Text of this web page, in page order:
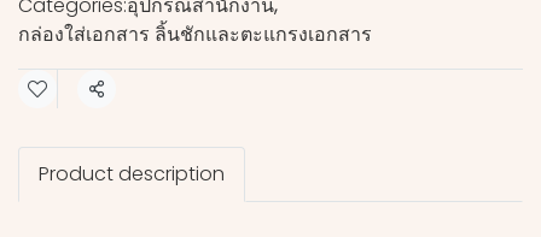
กล่องใส่เอกสาร ลิ้นชักและตะแกรงเอกสาร
Share
Product description